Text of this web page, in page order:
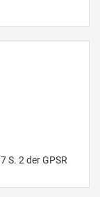
S. 2 der GPSR